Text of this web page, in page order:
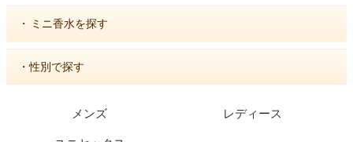
・ ミニ香水を探す
・性別で探す
メンズ レディース